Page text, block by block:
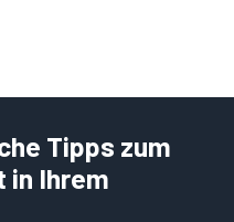
Tipps zum
in Ihrem